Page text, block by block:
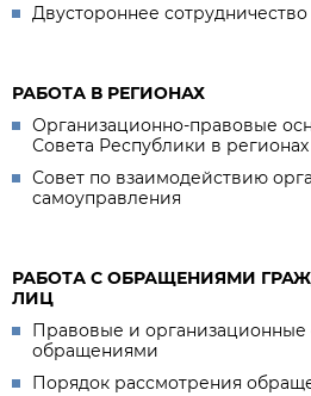
Двустороннее сотрудничество
РАБОТА В РЕГИОНАХ
Организационно-правовые
Совета Республики в регионах
Совет по взаимодействию
самоуправления
РАБОТА С ОБРАЩЕНИЯМИ
ЛИЦ
Правовые и организационные
обращениями
Порядок рассмотрения